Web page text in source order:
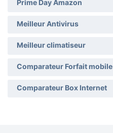
Prime Day Amazon
Meilleur Antivirus
Meilleur climatiseur
Comparateur Forfait mobile
Comparateur Box Internet